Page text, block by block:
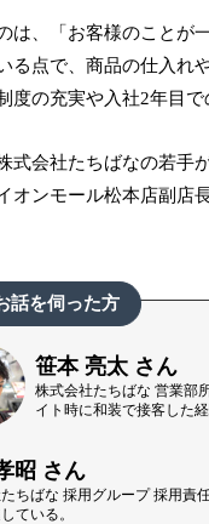
は、「お客様のことが
る点で、商品の仕入れ
度の充実や入社2年目
式会社たちばなの若手
オンモール松本店副店
話を伺った方
笹本 亮太 さん
株式会社たちばな 営業部
イト時に和装で接客した
昭 さん
ちばな 採用グループ 採用責
ている。